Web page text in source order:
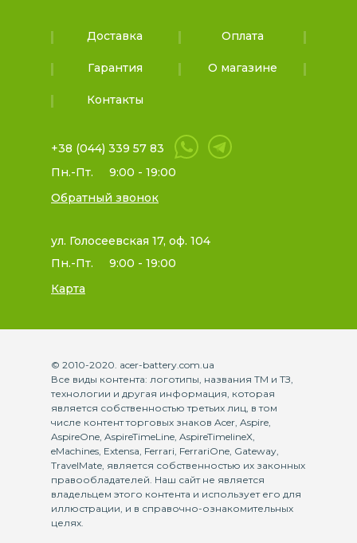
Доставка Оплата
Гарантия О магазине
Контакты
+38 (044) 339 57 83
Пн.-Пт.
9:00 - 19:00
Обратный звонок
ул. Голосеевская 17, оф. 104
Пн.-Пт.
9:00 - 19:00
Карта
© 2010-2020. acer-battery.com.ua
Все виды контента: логотипы, названия ТМ и ТЗ,
технологии и другая информация, которая
является собственностью третьих лиц, в том
числе контент торговых знаков Acer, Aspire,
AspireOne, AspireTimeLine, AspireTimelineX,
eMachines, Extensa, Ferrari, FerrariOne, Gateway,
TravelMate, является собственностью их законных
правообладателей. Наш сайт не является
владельцем этого контента и использует его для
иллюстрации, и в справочно-ознакомительных
целях.